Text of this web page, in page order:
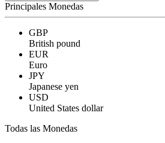
Principales Monedas
GBP
British pound
EUR
Euro
JPY
Japanese yen
USD
United States dollar
Todas las Monedas